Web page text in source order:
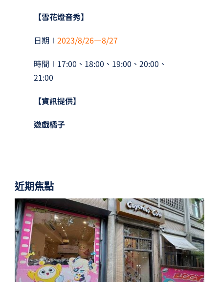
【雪花燈音秀】
日期∣ 2023/8/26—8/27
時間∣17:00、18:00、19:00、20:00、
21:00
【資訊提供】
遊戲橘子
近期焦點